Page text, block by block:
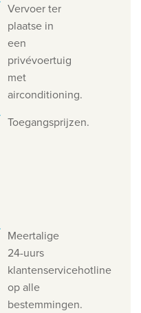
Vervoer ter
plaatse in
een
privévoertuig
met
airconditioning.
Toegangsprijzen.
Meertalige
24-uurs
klantenservicehotline
op alle
bestemmingen.